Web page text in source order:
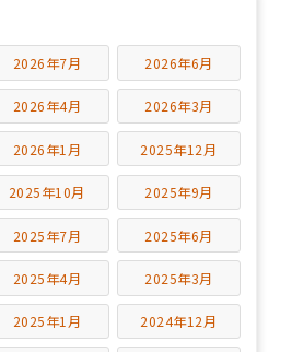
2026年7月 2026年6月
2026年4月 2026年3月
2026年1月 2025年12月
2025年10月 2025年9月
2025年7月 2025年6月
2025年4月 2025年3月
2025年1月 2024年12月